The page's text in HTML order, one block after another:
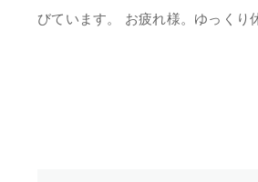
びています。 お疲れ様。ゆっくり